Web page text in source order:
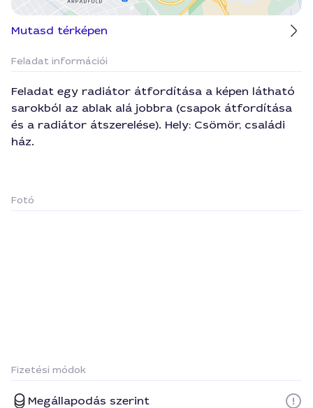
Mutasd térképen
Feladat információi
Feladat egy radiátor átfordítása a képen látható
sarokból az ablak alá jobbra (csapok átfordítása
és a radiátor átszerelése). Hely: Csömör, családi
ház.
Fotó
Fizetési módok
Megállapodás szerint